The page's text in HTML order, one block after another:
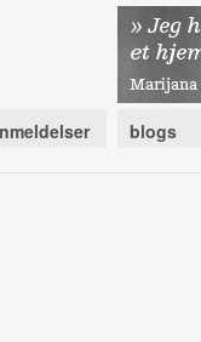
blogs